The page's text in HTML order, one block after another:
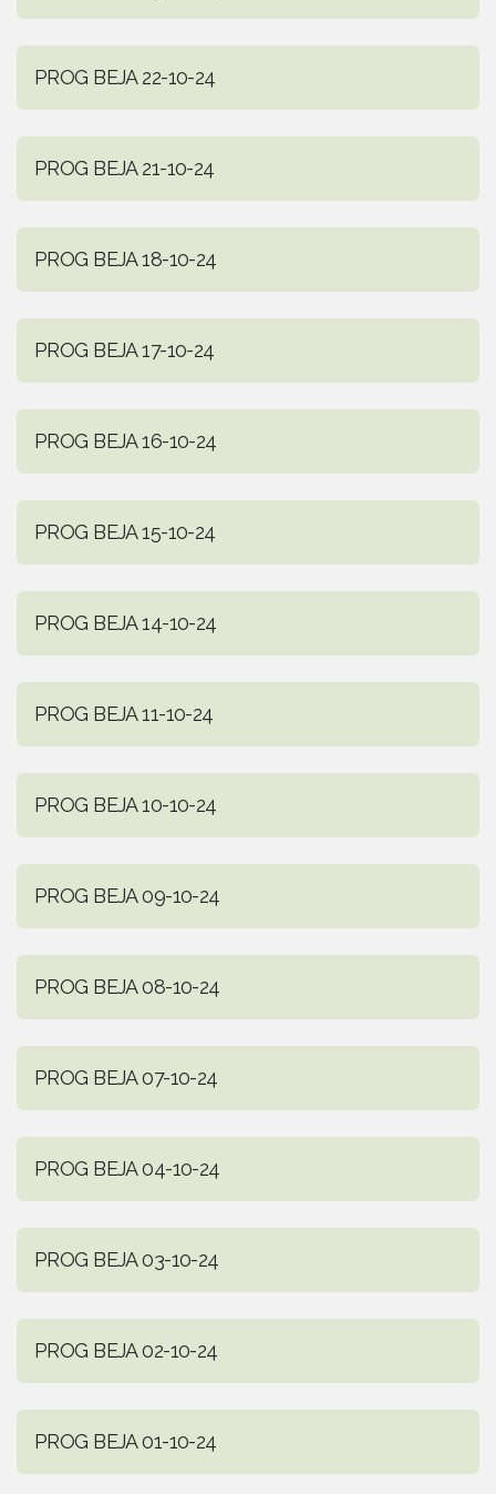
PROG BEJA 22-10-24
PROG BEJA 21-10-24
PROG BEJA 18-10-24
PROG BEJA 17-10-24
PROG BEJA 16-10-24
PROG BEJA 15-10-24
PROG BEJA 14-10-24
PROG BEJA 11-10-24
PROG BEJA 10-10-24
PROG BEJA 09-10-24
PROG BEJA 08-10-24
PROG BEJA 07-10-24
PROG BEJA 04-10-24
PROG BEJA 03-10-24
PROG BEJA 02-10-24
PROG BEJA 01-10-24